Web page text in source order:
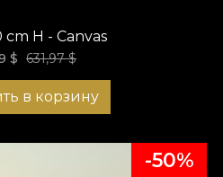
cm H - Canvas
$ 631,97$
в корзину
-50%